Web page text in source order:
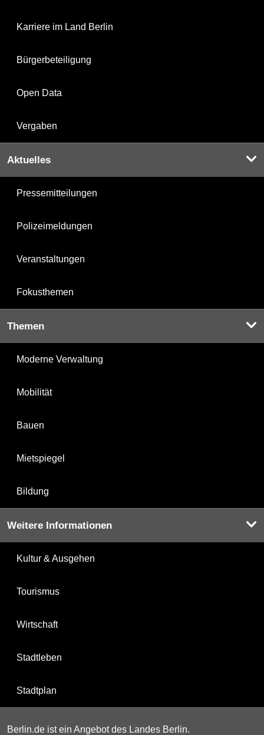
Karriere im Land Berlin
Bürgerbeteiligung
Open Data
Vergaben
Aktuelles
Pressemitteilungen
Polizeimeldungen
Veranstaltungen
Fokusthemen
Themen
Moderne Verwaltung
Mobilität
Bauen
Mietspiegel
Bildung
Weitere Informationen
Kultur & Ausgehen
Tourismus
Wirtschaft
Stadtleben
Stadtplan
Berlin.de ist ein Angebot des Landes Berlin.